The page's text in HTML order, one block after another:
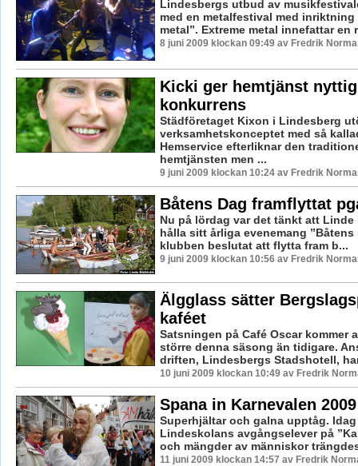
Lindesbergs utbud av
med en metalfestival med inriktning
metal”. Extreme metal innefattar en
8 juni 2009 klockan 09:49 av Fredrik
Kicki ger hemtjänst nyttig
konkurrens
Städföretaget Kixon i Lindesberg
verksamhetskonceptet med så
Hemservice efterliknar den
hemtjänsten men ...
9 juni 2009 klockan 10:24 av Fredrik
Båtens Dag framflyttat
Nu på lördag var det tänkt att
hålla sitt årliga evenemang ”Båtens
klubben beslutat att flytta fram b...
9 juni 2009 klockan 10:56 av Fredrik
Älgglass sätter
kaféet
Satsningen på Café Oscar kommer
större denna säsong än tidigare.
driften, Lindesbergs Stadshotell,
10 juni 2009 klockan 10:49 av Fredrik
Spana in Karnevalen 2009
Superhjältar och galna upptåg.
Lindeskolans avgångselever på
och mängder av människor
11 juni 2009 klockan 14:57 av Fredrik